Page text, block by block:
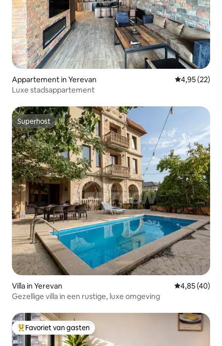
Appartement in Yerevan Gemiddelde
4,95 (22)
Luxe stadsappartement
Superhost
Superhost
Villa in Yerevan Gemiddelde
4,85 (40)
Gezellige villa in een rustige, luxe omgeving
Topfavoriet van gasten
Favoriet van gasten